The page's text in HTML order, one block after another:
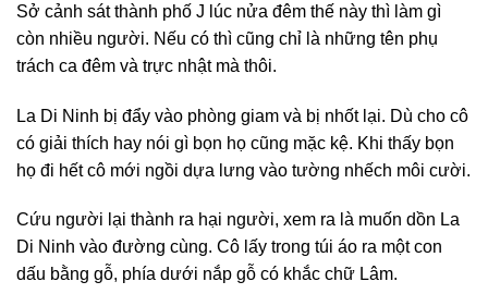
Sở cảnh sát thành phố J lúc nửa đêm thế này thì làm gì
còn nhiều người. Nếu có thì cũng chỉ là những tên phụ
trách ca đêm và trực nhật mà thôi.
La Di Ninh bị đẩy vào phòng giam và bị nhốt lại. Dù cho cô
có giải thích hay nói gì bọn họ cũng mặc kệ. Khi thấy bọn
họ đi hết cô mới ngồi dựa lưng vào tường nhếch môi cười.
Cứu người lại thành ra hại người, xem ra là muốn dồn La
Di Ninh vào đường cùng. Cô lấy trong túi áo ra một con
dấu bằng gỗ, phía dưới nắp gỗ có khắc chữ Lâm.